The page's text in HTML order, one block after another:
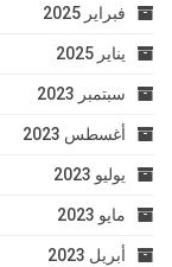
فبراير 2025
يناير 2025
سبتمبر 2023
أغسطس 2023
يوليو 2023
مايو 2023
أبريل 2023